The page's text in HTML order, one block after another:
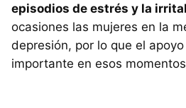
episodios de estrés y la
ocasiones las mujeres en la
depresión, por lo que el
importante en esos